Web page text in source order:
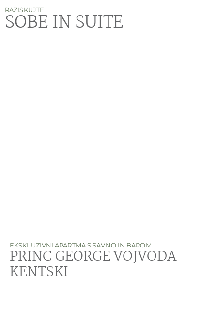
RAZISKUJTE
SOBE IN SUITE
EKSKLUZIVNI APARTMA S SAVNO IN BAROM
PRINC GEORGE VOJVODA
KENTSKI